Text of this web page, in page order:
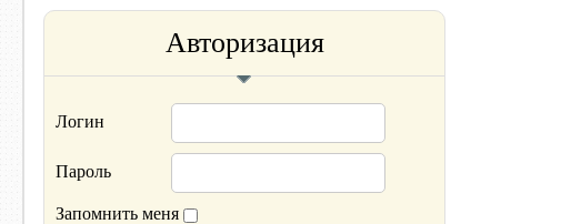
Авторизация
Логин
Пароль
Запомнить меня